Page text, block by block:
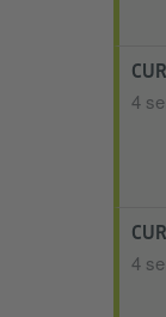
4
4